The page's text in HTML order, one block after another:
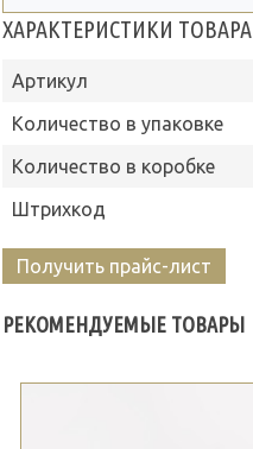
ХАРАКТЕРИСТИКИ ТОВАРА
Артикул
Количество в упаковке
Количество в коробке
Штрихкод
Получить прайс-лист
РЕКОМЕНДУЕМЫЕ ТОВАРЫ